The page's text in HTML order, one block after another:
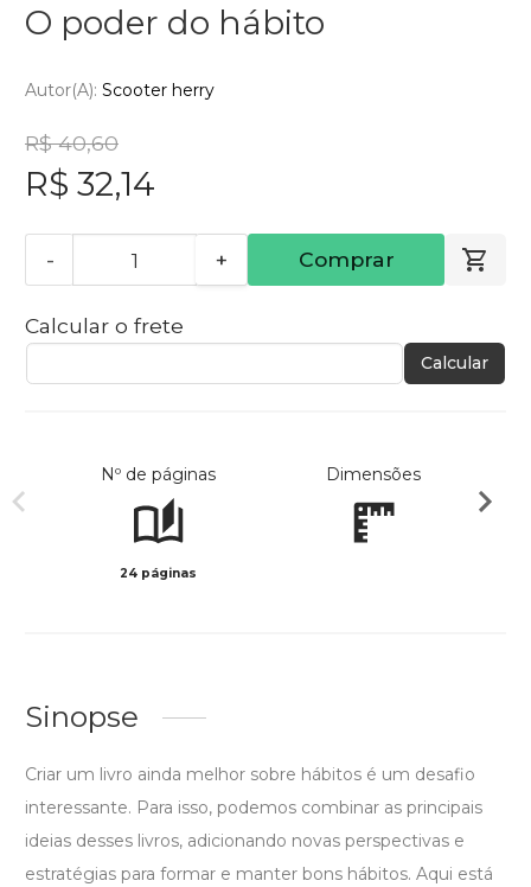
O poder do hábito
Autor(a): Scooter herry
R$ 40,60
R$ 32,14
- + Comprar
Calcular o frete
Calcular
Nº de páginas
24 páginas
Dimensões
Sinopse
Criar um livro ainda melhor sobre hábitos é um desafio
interessante. Para isso, podemos combinar as principais
ideias desses livros, adicionando novas perspectivas e
estratégias para formar e manter bons hábitos. Aqui está